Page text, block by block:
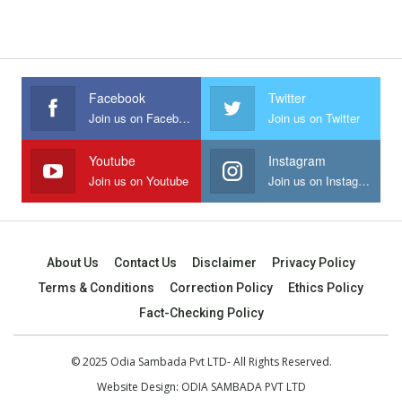
Facebook
Join us on Facebook
Twitter
Join us on Twitter
Youtube
Join us on Youtube
Instagram
Join us on Instagram
About Us Contact Us Disclaimer
Privacy Policy
Terms & Conditions
Correction Policy
Ethics Policy
Fact-Checking Policy
© 2025 Odia Sambada Pvt LTD- All Rights Reserved.
Website Design: ODIA SAMBADA PVT LTD